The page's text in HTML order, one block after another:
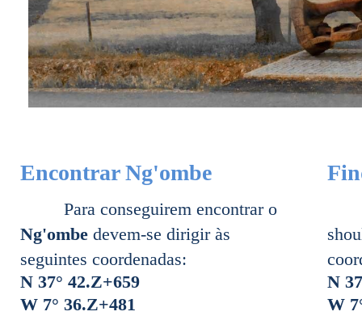
Encontrar Ng'ombe
Para conseguirem encontrar o
Ng'ombe devem-se dirigir às
seguintes coordenadas:
N 37° 42.Z+659
W 7° 36.Z+481
N
W